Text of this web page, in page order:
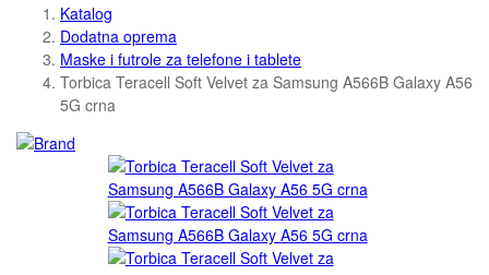
Katalog
Dodatna oprema
Maske i futrole za telefone i tablete
Torbica Teracell Soft Velvet za Samsung A566B Galaxy A56
5G crna